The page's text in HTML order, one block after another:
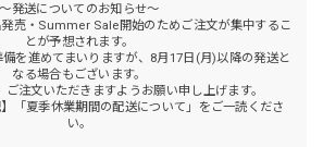
～発送についてのお知らせ～
売・Summer Sale開始のためご注文が集中するこ
とが予想されます。
を進めてまいりますが、8月17日(月)以降の発送と
なる場合もございます。
注文いただきますようお願い申し上げます。
「夏季休業期間の配送について」をご一読くださ
い。